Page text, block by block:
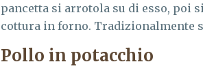
pancetta si arrotola su di esso, poi
cottura in forno. Tradizionalmente
Pollo in potacchio